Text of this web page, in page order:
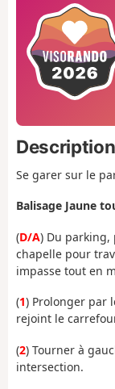
Se garer sur le
Balisage Jaune
(D/A) Du parking,
chapelle pour
impasse tout en
(1) Prolonger par
rejoint le
(2) Tourner à
intersection.